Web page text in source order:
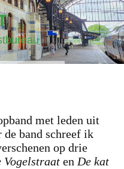
met leden uit
band schreef ik
op drie
Vogelstraat en De kat